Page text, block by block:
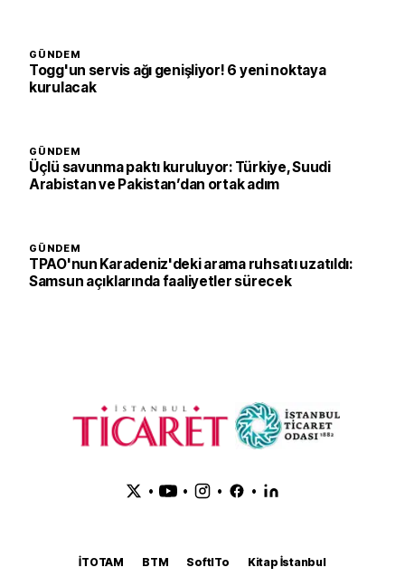
GÜNDEM
Togg'un servis ağı genişliyor! 6 yeni noktaya
kurulacak
GÜNDEM
Üçlü savunma paktı kuruluyor: Türkiye, Suudi
Arabistan ve Pakistan’dan ortak adım
GÜNDEM
TPAO'nun Karadeniz'deki arama ruhsatı uzatıldı:
Samsun açıklarında faaliyetler sürecek
• • • •
İTOTAM BTM SoftITo
Kitap İstanbul